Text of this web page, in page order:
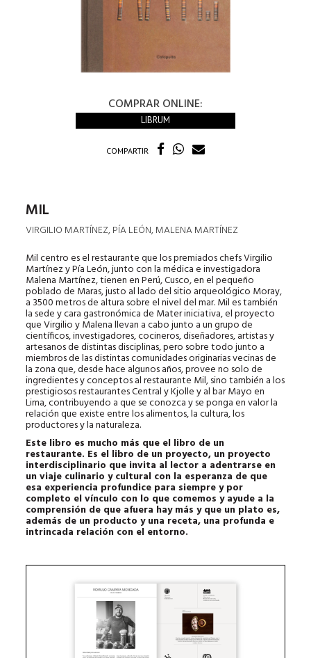
COMPRAR ONLINE:
LIBRUM
COMPARTIR
MIL
VIRGILIO MARTÍNEZ, PÍA LEÓN, MALENA MARTÍNEZ
Mil centro es el restaurante que los premiados chefs Virgilio
Martínez y Pía León, junto con la médica e investigadora
Malena Martínez, tienen en Perú, Cusco, en el pequeño
poblado de Maras, justo al lado del sitio arqueológico Moray,
a 3500 metros de altura sobre el nivel del mar. Mil es también
la sede y cara gastronómica de Mater iniciativa, el proyecto
que Virgilio y Malena llevan a cabo junto a un grupo de
científicos, investigadores, cocineros, diseñadores, artistas y
artesanos de distintas disciplinas, pero sobre todo junto a
miembros de las distintas comunidades originarias vecinas de
la zona que, desde hace algunos años, provee no solo de
ingredientes y conceptos al restaurante Mil, sino también a los
prestigiosos restaurantes Central y Kjolle y al bar Mayo en
Lima, contribuyendo a que se conozca y se ponga en valor la
relación que existe entre los alimentos, la cultura, los
productores y la naturaleza.
Este libro es mucho más que el libro de un
restaurante. Es el libro de un proyecto, un proyecto
interdisciplinario que invita al lector a adentrarse en
un viaje culinario y cultural con la esperanza de que
esa experiencia profundice para siempre y por
completo el vínculo con lo que comemos y ayude a la
comprensión de que afuera hay más y que un plato es,
además de un producto y una receta, una profunda e
intrincada relación con el entorno.